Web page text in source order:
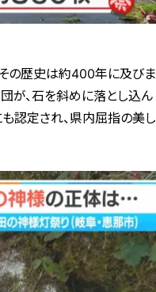
その歴史は約400年に及びま
団が、石を斜めに落とし込ん
も認定され、県内屈指の美し